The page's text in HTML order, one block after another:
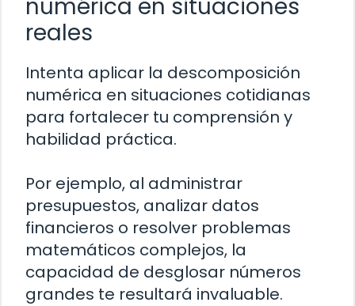
numérica en situaciones
reales
Intenta aplicar la descomposición
numérica en situaciones cotidianas
para fortalecer tu comprensión y
habilidad práctica.
Por ejemplo, al administrar
presupuestos, analizar datos
financieros o resolver problemas
matemáticos complejos, la
capacidad de desglosar números
grandes te resultará invaluable.